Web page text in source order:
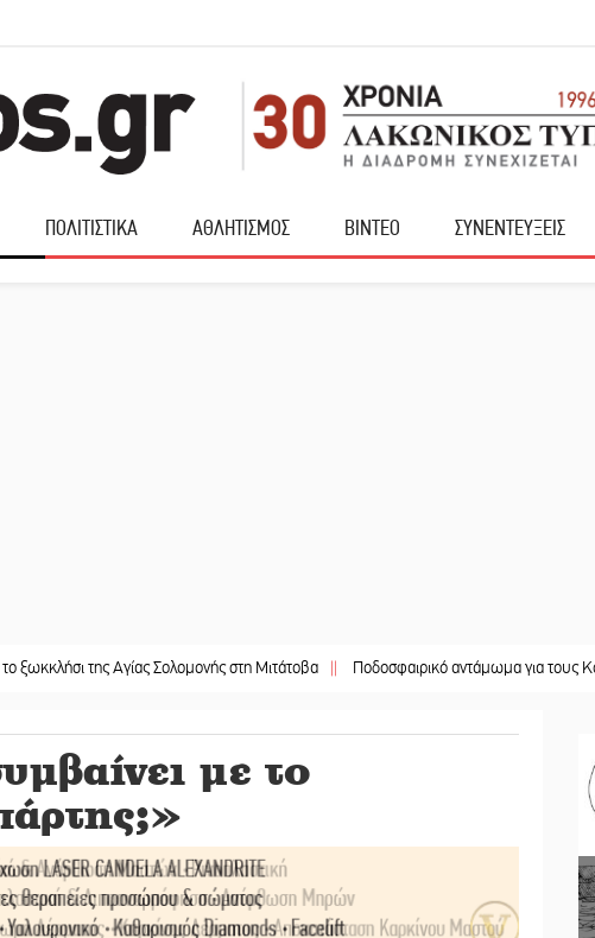
ΠΟΛΙΤΙΣΤΙΚΑ ΑΘΛΗΤΙΣΜΟΣ ΒΙΝΤΕΟ ΣΥΝΕΝΤΕΥΞΕΙΣ
της Αγίας Σολομονής στη Μιτάτοβα || Ποδοσφαιρικό αντάμωμα για τους
με το